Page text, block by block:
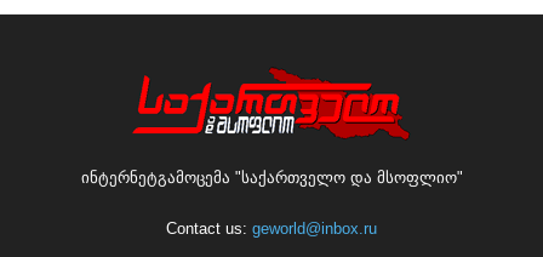
ინტერნეტგამოცემა "საქართველო და მსოფლიო"
Contact us: geworld@inbox.ru